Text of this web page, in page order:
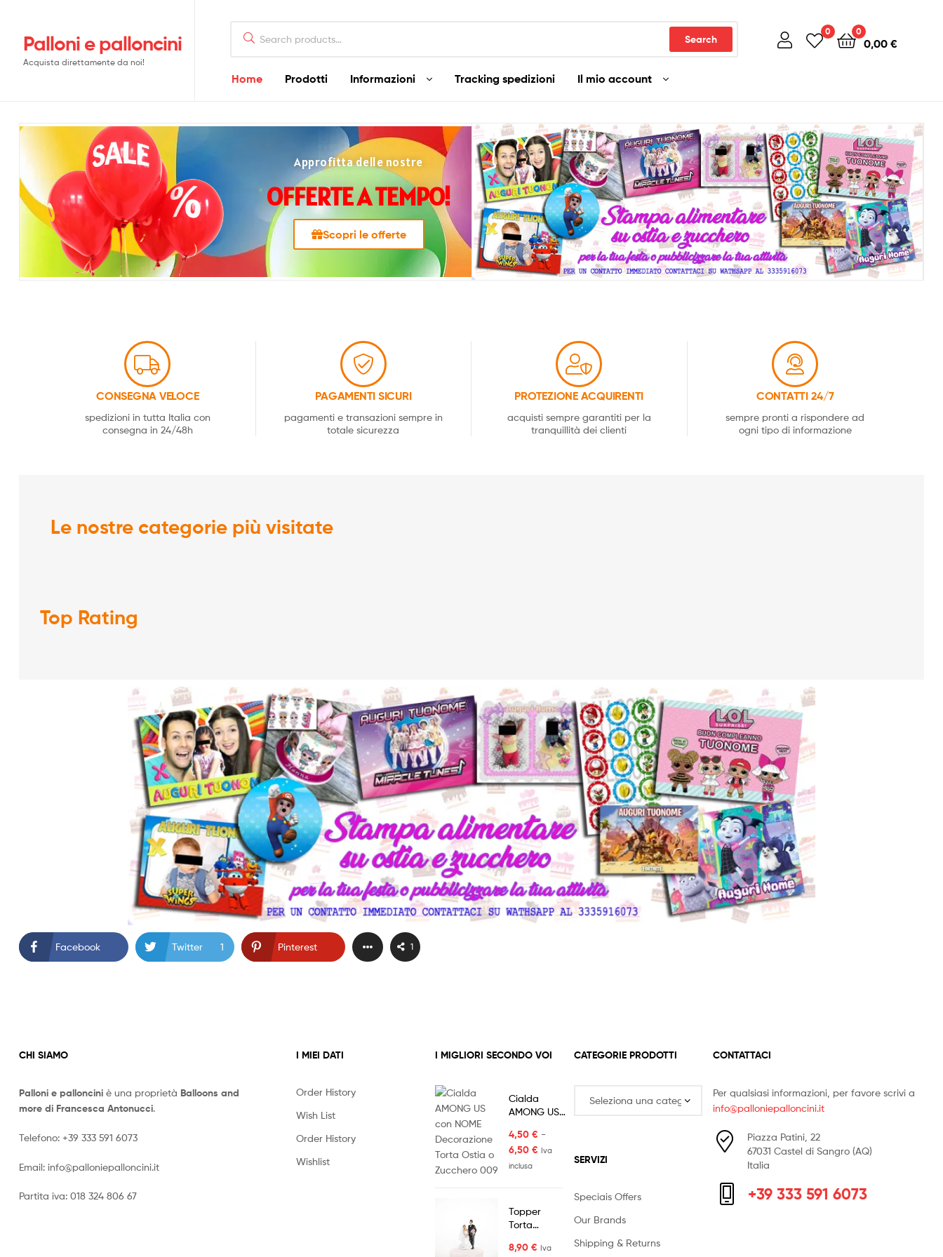
Palloni e palloncini
Acquista direttamente da noi!
Search
0 0
0,00 €
Home Prodotti Informazioni Tracking spedizioni Il mio account
Approfitta delle nostre
OFFERTE A TEMPO!
Scopri le offerte
CONSEGNA VELOCE
spedizioni in tutta Italia con
consegna in 24/48h
PAGAMENTI SICURI
pagamenti e transazioni sempre in
totale sicurezza
PROTEZIONE ACQUIRENTI
acquisti sempre garantiti per la
tranquillità dei clienti
CONTATTI 24/7
sempre pronti a rispondere ad
ogni tipo di informazione
Le nostre categorie più visitate
Top Rating
Facebook Twitter 1 Pinterest 1
CHI SIAMO
Palloni e palloncini è una proprietà Balloons and
more di Francesca Antonucci.
Telefono: +39 333 591 6073
Email: info@palloniepalloncini.it
Partita iva: 018 324 806 67
I MIEI DATI
Order History
Wish List
Order History
Wishlist
I MIGLIORI SECONDO VOI
Cialda
AMONG US
Decorazione
Torta Ostia
o Zucchero
4,50€ -
6,50€ Iva
inclusa
Topper
Torta
Sposa
8,90€ Iva
CATEGORIE PRODOTTI
SERVIZI
Speciais Offers
Our Brands
Shipping & Returns
CONTATTACI
Per qualsiasi informazioni, per favore scrivi a
info@palloniepalloncini.it
Piazza Patini, 22
67031 Castel di Sangro (AQ)
Italia
+39 333 591 6073